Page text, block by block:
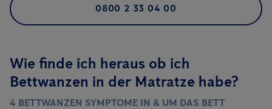
0800 2 33 04 00
Wie finde ich heraus ob ich
Bettwanzen in der Matratze habe?
4 BETTWANZEN SYMPTOME IN & UM DAS BETT